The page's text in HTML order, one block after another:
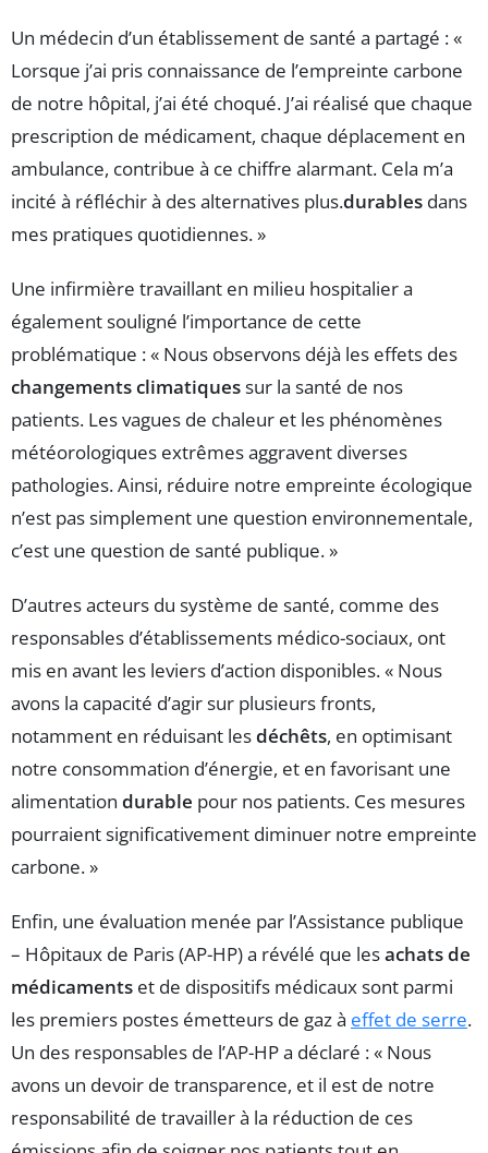
Un médecin d’un établissement de santé a partagé : «
Lorsque j’ai pris connaissance de l’empreinte carbone
de notre hôpital, j’ai été choqué. J’ai réalisé que chaque
prescription de médicament, chaque déplacement en
ambulance, contribue à ce chiffre alarmant. Cela m’a
incité à réfléchir à des alternatives plus.durables dans
mes pratiques quotidiennes. »
Une infirmière travaillant en milieu hospitalier a
également souligné l’importance de cette
problématique : « Nous observons déjà les effets des
changements climatiquessur la santé de nos
patients. Les vagues de chaleur et les phénomènes
météorologiques extrêmes aggravent diverses
pathologies. Ainsi, réduire notre empreinte écologique
n’est pas simplement une question environnementale,
c’est une question de santé publique. »
D’autres acteurs du système de santé, comme des
responsables d’établissements médico-sociaux, ont
mis en avant les leviers d’action disponibles. « Nous
avons la capacité d’agir sur plusieurs fronts,
notamment en réduisant lesdéchêts, en optimisant
notre consommation d’énergie, et en favorisant une
alimentation durable pour nos patients. Ces mesures
pourraient significativement diminuer notre empreinte
carbone. »
Enfin, une évaluation menée par l’Assistance publique
– Hôpitaux de Paris (AP-HP) a révélé que lesachats de
médicaments et de dispositifs médicaux sont parmi
les premiers postes émetteurs de gaz à effet de serre.
Un des responsables de l’AP-HP a déclaré : « Nous
avons un devoir de transparence, et il est de notre
responsabilité de travailler à la réduction de ces